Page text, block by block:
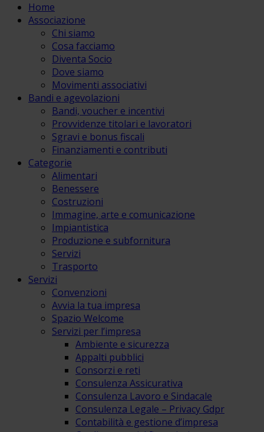
Home
Associazione
Chi siamo
Cosa facciamo
Diventa Socio
Dove siamo
Movimenti associativi
Bandi e agevolazioni
Bandi, voucher e incentivi
Provvidenze titolari e lavoratori
Sgravi e bonus fiscali
Finanziamenti e contributi
Categorie
Alimentari
Benessere
Costruzioni
Immagine, arte e comunicazione
Impiantistica
Produzione e subfornitura
Servizi
Trasporto
Servizi
Convenzioni
Avvia la tua impresa
Spazio Welcome
Servizi per l’impresa
Ambiente e sicurezza
Appalti pubblici
Consorzi e reti
Consulenza Assicurativa
Consulenza Lavoro e Sindacale
Consulenza Legale – Privacy Gdpr
Contabilità e gestione d’impresa